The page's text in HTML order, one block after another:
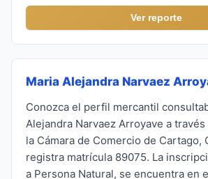
Ver reporte
Maria Alejandra Narvaez
Conozca el perfil mercantil
Alejandra Narvaez Arroyave a
la Cámara de Comercio de Cartago,
registra matrícula 89075. La
a Persona Natural, se encuentra en